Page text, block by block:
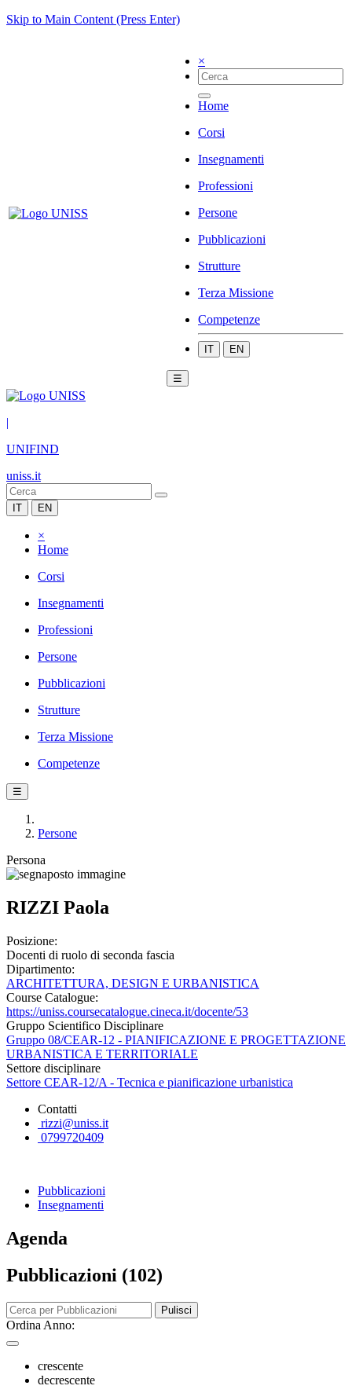
Skip to Main Content (Press Enter)
×
Home
Corsi
Insegnamenti
Professioni
Persone
Pubblicazioni
Strutture
Terza Missione
Competenze
IT EN
☰
|
UNIFIND
uniss.it
IT EN
×
Home
Corsi
Insegnamenti
Professioni
Persone
Pubblicazioni
Strutture
Terza Missione
Competenze
☰
Persone
Persona
RIZZI Paola
Posizione:
Docenti di ruolo di seconda fascia
Dipartimento:
ARCHITETTURA, DESIGN E URBANISTICA
Course Catalogue:
https://uniss.coursecatalogue.cineca.it/docente/53
Gruppo Scientifico Disciplinare
Gruppo 08/CEAR-12 - PIANIFICAZIONE E PROGETTAZIONE
URBANISTICA E TERRITORIALE
Settore disciplinare
Settore CEAR-12/A - Tecnica e pianificazione urbanistica
Contatti
rizzi@uniss.it
0799720409
Pubblicazioni
Insegnamenti
Agenda
Pubblicazioni (102)
Pulisci
Ordina Anno:
crescente
decrescente